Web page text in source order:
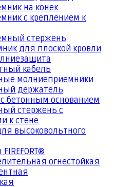
на конек
с креплением к
стержень
для плоской кровли
кабель
молниеприемники
держатель
бетонным основанием
стержень с
к стене
высоковольтного
огнестойкая